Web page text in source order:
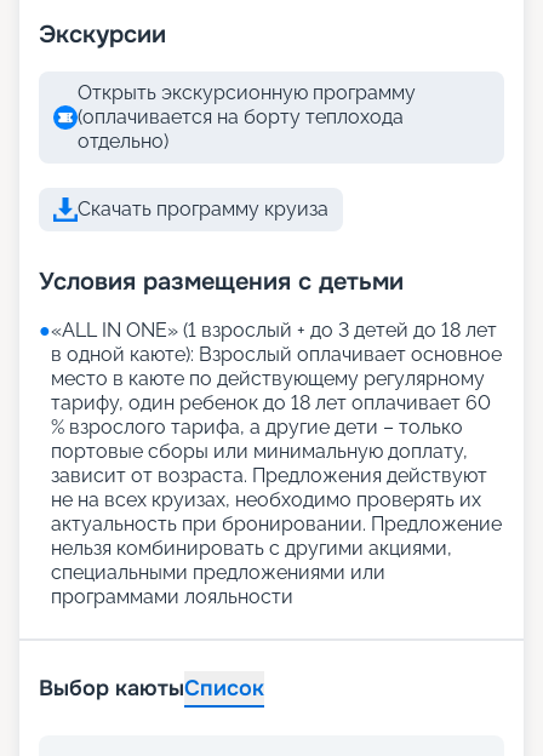
Экскурсии
Открыть экскурсионную программу
(оплачивается на борту теплохода
отдельно)
Скачать программу круиза
Условия размещения с детьми
●«АLL IN ONE» (1 взрослый + до 3 детей до 18 лет
в одной каюте): Взрослый оплачивает основное
место в каюте по действующему регулярному
тарифу, один ребенок до 18 лет оплачивает 60
% взрослого тарифа, а другие дети – только
портовые сборы или минимальную доплату,
зависит от возраста. Предложения действуют
не на всех круизах, необходимо проверять их
актуальность при бронировании. Предложение
нельзя комбинировать с другими акциями,
специальными предложениями или
программами лояльности
Выбор каютыСписок